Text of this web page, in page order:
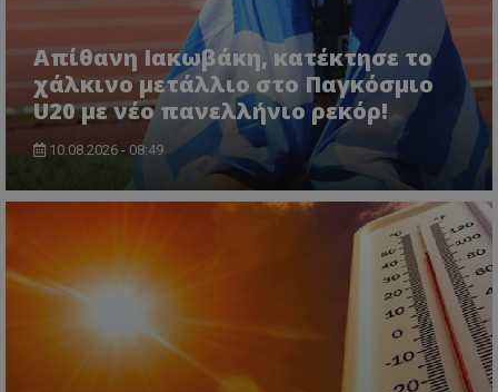
Απίθανη Ιακωβάκη, κατέκτησε το
χάλκινο μετάλλιο στο Παγκόσμιο
U20 με νέο πανελλήνιο ρεκόρ!
10.08.2026 - 08:49